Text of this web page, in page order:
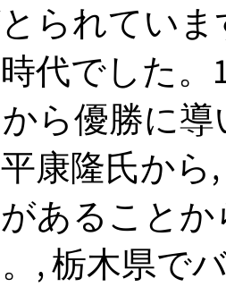
られていま
代でした。
ら優勝に
康隆氏か
あること
, 栃木県で